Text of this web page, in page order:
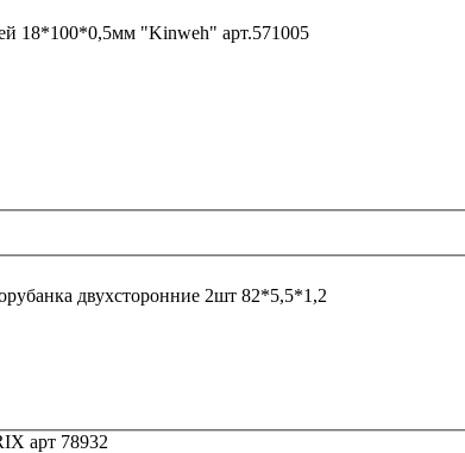
Лезвия для ножей 18*100*0,5мм "Kinweh" арт.571005
двухсторонние 2шт 82*5,5*1,2